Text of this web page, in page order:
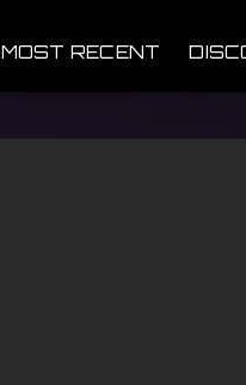
MOST RECENT